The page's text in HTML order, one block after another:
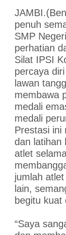
penuh
SMP
perhatian
Silat IPSI
percaya
lawan
membawa
medali
medali
Prestasi ini
dan latihan
atlet
jumlah
lain,
begitu kuat
“Saya